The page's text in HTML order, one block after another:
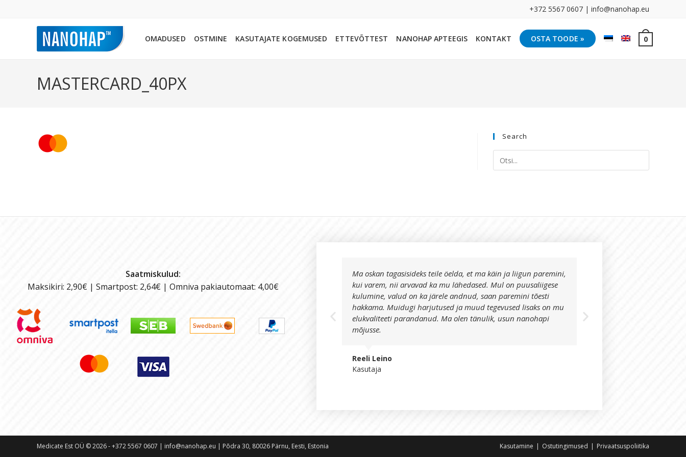
+372 5567 0607 | info@nanohap.eu
OMADUSED OSTMINE KASUTAJATE KOGEMUSED ETTEVÕTTEST NANOHAP APTEEGIS KONTAKT OSTA TOODE » 0
MASTERCARD_40PX
Search
Saatmiskulud:
Maksikiri: 2,90€ | Smartpost: 2,64€ | Omniva pakiautomaat: 4,00€
Ma oskan tagasisideks teile öelda, et ma käin ja liigun paremini,
kui varem, nii arvavad ka mu lähedased. Mul on puusaliigese
kulumine, valud on ka järele andnud, saan paremini tõesti
hakkama. Muidugi harjutused ja muud tegevused lisaks on mu
elukvaliteeti parandanud. Ma olen tänulik, usun nanohapi
mõjusse.
Reeli Leino
Kasutaja
Kasutamine Ostutingimused Privaatsuspoliitika
Medicate Est OÜ © 2026 - +372 5567 0607 | info@nanohap.eu | Põdra 30, 80026 Pärnu, Eesti, Estonia